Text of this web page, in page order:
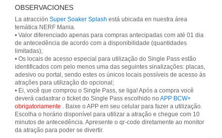
OBSERVACIONES
La atracción Super Soaker Splash está ubicada en nuestra área
temática NERF Mania.
• Valor diferenciado apenas para compras antecipadas com até 01 dia
de antecedência de acordo com a disponibilidade (quantidades
limitadas);
• Os locais de acesso especial para utilização do Single Pass estão
identificados com pelo menos uma das seguintes sinalizações: placas,
adesivo ou portal, sendo estes os únicos locais possíveis de acesso às
atrações para utilização do opcional;
• Ei, você que comprou o Single Pass, se liga! Após a compra você
deverá cadastrar o ticket do Single Pass escolhido no APP BCW+
obrigatoriamente . Baixe o APP em seu celular para fazer a utilização.
Escolha o horário disponível para utilizar a atração e chegue com 10
minutos de antecedência. Apresente o qr-code diretamente ao monitor
da atração para poder se divertir.